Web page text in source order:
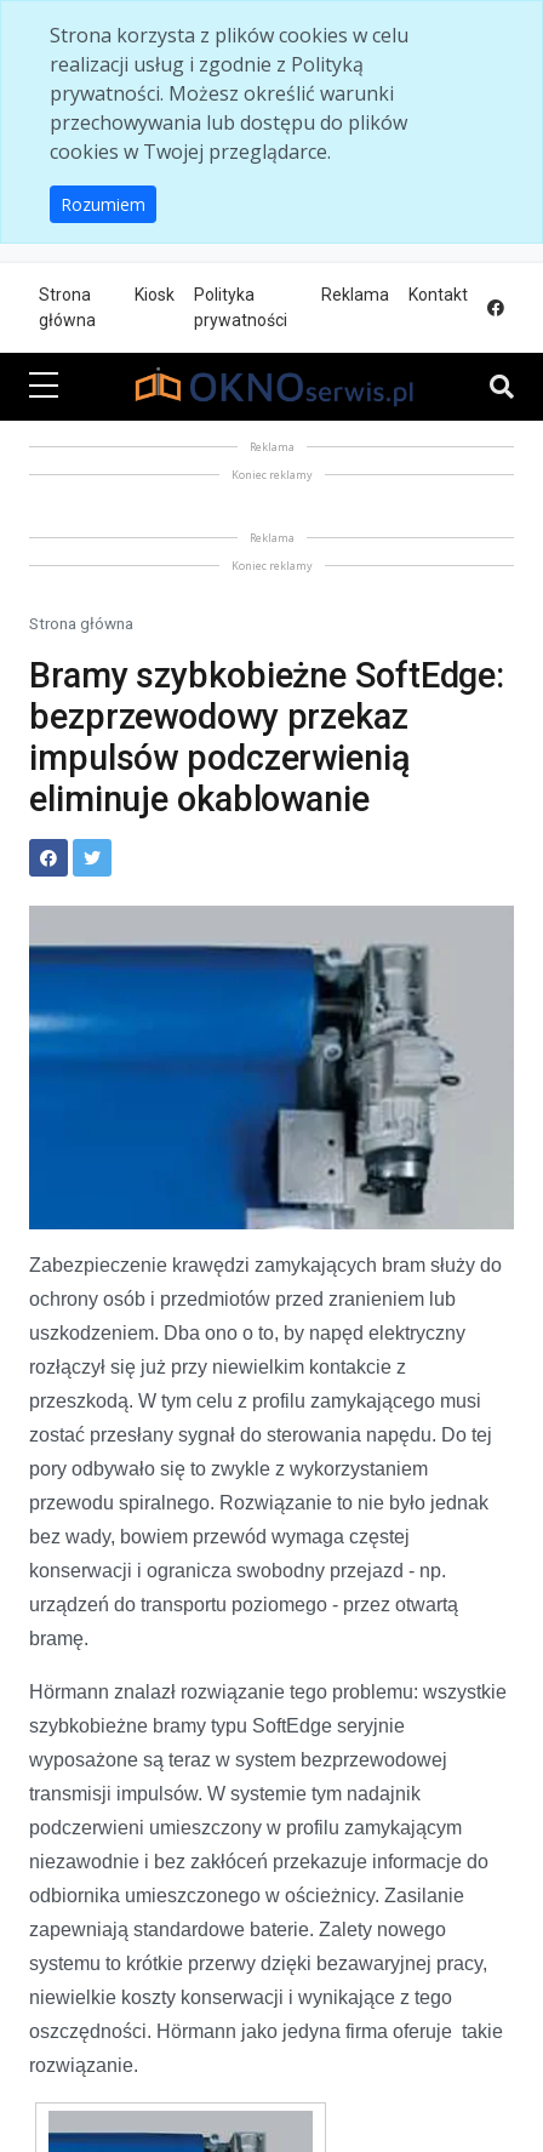
Strona korzysta z plików cookies w celu
realizacji usług i zgodnie z Polityką
prywatności. Możesz określić warunki
przechowywania lub dostępu do plików
cookies w Twojej przeglądarce.
Rozumiem
Strona
główna
Kiosk
Polityka
prywatności
Reklama Kontakt
Reklama
Koniec reklamy
Reklama
Koniec reklamy
Strona główna
Bramy szybkobieżne SoftEdge:
bezprzewodowy przekaz
impulsów podczerwienią
eliminuje okablowanie
Bramy szybkobieżne SoftEdge: bezprzewodowy przekaz impulsów
podczerwienią eliminuje okablowanie
Zabezpieczenie krawędzi zamykających bram służy do
ochrony osób i przedmiotów przed zranieniem lub
uszkodzeniem. Dba ono o to, by napęd elektryczny
rozłączył się już przy niewielkim kontakcie z
przeszkodą. W tym celu z profilu zamykającego musi
zostać przesłany sygnał do sterowania napędu. Do tej
pory odbywało się to zwykle z wykorzystaniem
przewodu spiralnego. Rozwiązanie to nie było jednak
bez wady, bowiem przewód wymaga częstej
konserwacji i ogranicza swobodny przejazd - np.
urządzeń do transportu poziomego - przez otwartą
bramę.
Hörmann znalazł rozwiązanie tego problemu: wszystkie
szybkobieżne bramy typu SoftEdge seryjnie
wyposażone są teraz w system bezprzewodowej
transmisji impulsów. W systemie tym nadajnik
podczerwieni umieszczony w profilu zamykającym
niezawodnie i bez zakłóceń przekazuje informacje do
odbiornika umieszczonego w ościeżnicy. Zasilanie
zapewniają standardowe baterie. Zalety nowego
systemu to krótkie przerwy dzięki bezawaryjnej pracy,
niewielkie koszty konserwacji i wynikające z tego
oszczędności. Hörmann jako jedyna firma oferuje takie
rozwiązanie.